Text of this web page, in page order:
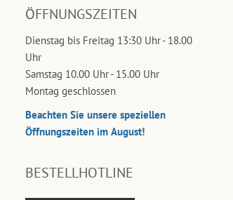
ÖFFNUNGSZEITEN
Dienstag bis Freitag 13:30 Uhr - 18.00
Uhr
Samstag 10.00 Uhr - 15.00 Uhr
Montag geschlossen
Beachten Sie unsere speziellen
Öffnungszeiten im August!
BESTELLHOTLINE